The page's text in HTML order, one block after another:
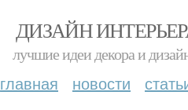
ДИЗАЙН
лучшие идеи декора и
главная новости